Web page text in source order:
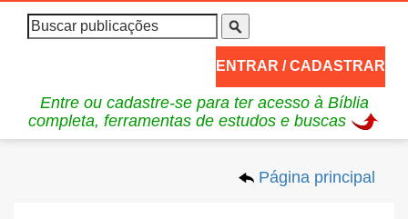
ENTRAR / CADASTRAR
Entre ou cadastre-se para ter acesso à Bíblia
completa, ferramentas de estudos e buscas
Página principal